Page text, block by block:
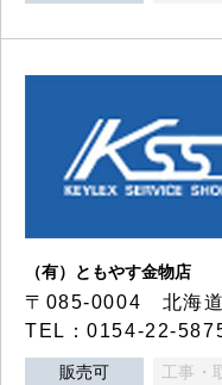
（有）ともやす金物店
〒085-0004 北海
TEL：0154-22-
販売可 工事・